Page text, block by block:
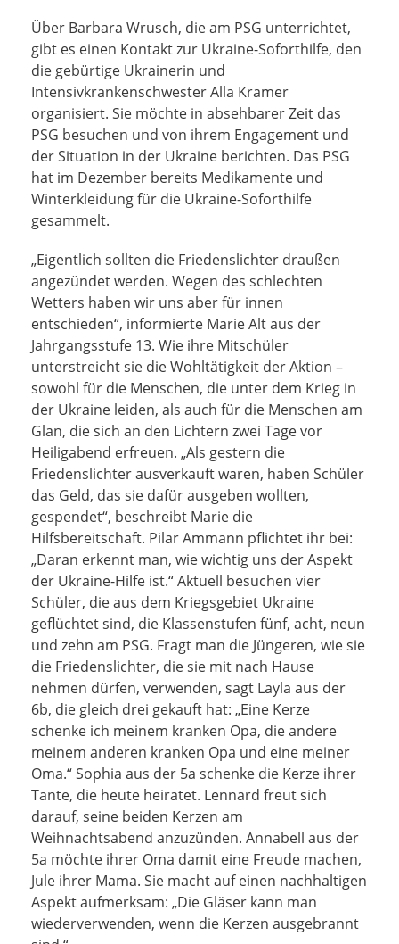
Über Barbara Wrusch, die am PSG unterrichtet,
gibt es einen Kontakt zur Ukraine-Soforthilfe, den
die gebürtige Ukrainerin und
Intensivkrankenschwester Alla Kramer
organisiert. Sie möchte in absehbarer Zeit das
PSG besuchen und von ihrem Engagement und
der Situation in der Ukraine berichten. Das PSG
hat im Dezember bereits Medikamente und
Winterkleidung für die Ukraine-Soforthilfe
gesammelt.
„Eigentlich sollten die Friedenslichter draußen
angezündet werden. Wegen des schlechten
Wetters haben wir uns aber für innen
entschieden“, informierte Marie Alt aus der
Jahrgangsstufe 13. Wie ihre Mitschüler
unterstreicht sie die Wohltätigkeit der Aktion –
sowohl für die Menschen, die unter dem Krieg in
der Ukraine leiden, als auch für die Menschen am
Glan, die sich an den Lichtern zwei Tage vor
Heiligabend erfreuen. „Als gestern die
Friedenslichter ausverkauft waren, haben Schüler
das Geld, das sie dafür ausgeben wollten,
gespendet“, beschreibt Marie die
Hilfsbereitschaft. Pilar Ammann pflichtet ihr bei:
„Daran erkennt man, wie wichtig uns der Aspekt
der Ukraine-Hilfe ist.“ Aktuell besuchen vier
Schüler, die aus dem Kriegsgebiet Ukraine
geflüchtet sind, die Klassenstufen fünf, acht, neun
und zehn am PSG. Fragt man die Jüngeren, wie sie
die Friedenslichter, die sie mit nach Hause
nehmen dürfen, verwenden, sagt Layla aus der
6b, die gleich drei gekauft hat: „Eine Kerze
schenke ich meinem kranken Opa, die andere
meinem anderen kranken Opa und eine meiner
Oma.“ Sophia aus der 5a schenke die Kerze ihrer
Tante, die heute heiratet. Lennard freut sich
darauf, seine beiden Kerzen am
Weihnachtsabend anzuzünden. Annabell aus der
5a möchte ihrer Oma damit eine Freude machen,
Jule ihrer Mama. Sie macht auf einen nachhaltigen
Aspekt aufmerksam: „Die Gläser kann man
wiederverwenden, wenn die Kerzen ausgebrannt